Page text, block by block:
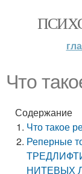
Что
Содержание
Что такое
Реперные
НИТЕВЫХ